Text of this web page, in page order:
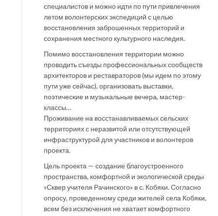
специалистов и можно идти по пути привлечения
летом волонтерских экспедиций с целью
восстановления заброшенных территорий и
сохранения местного культурного наследия.
Помимо восстановления территории можно
проводить съезды профессиональных сообществ
архитекторов и реставраторов (мы идем по этому
пути уже сейчас), организовать выставки,
поэтические и музыкальные вечера, мастер-
классы…
Проживание на восстанавливаемых сельских
территориях с неразвитой или отсутствующей
инфраструктурой для участников и волонтеров
проекта.
Цель проекта — создание благоустроенного
пространства, комфортной и экологической среды
«Сквер учителя Рачинского» в с. Кобяки. Согласно
опросу, проведенному среди жителей села Кобяки,
всем без исключения не хватает комфортного